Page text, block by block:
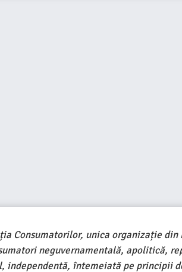
Consumatorilor, unica organizație din
neguvernamentală, apolitică,
întemeiată pe principii